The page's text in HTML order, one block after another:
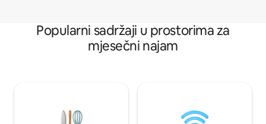
Popularni sadržaji u prostorima za
mjesečni najam